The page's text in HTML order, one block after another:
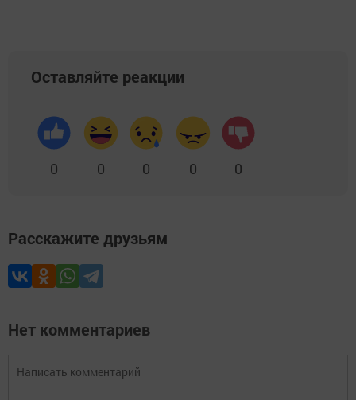
Оставляйте реакции
0 0 0 0 0
Расскажите друзьям
Нет комментариев